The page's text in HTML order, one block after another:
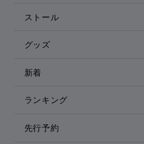
ストール
グッズ
新着
ランキング
先行予約